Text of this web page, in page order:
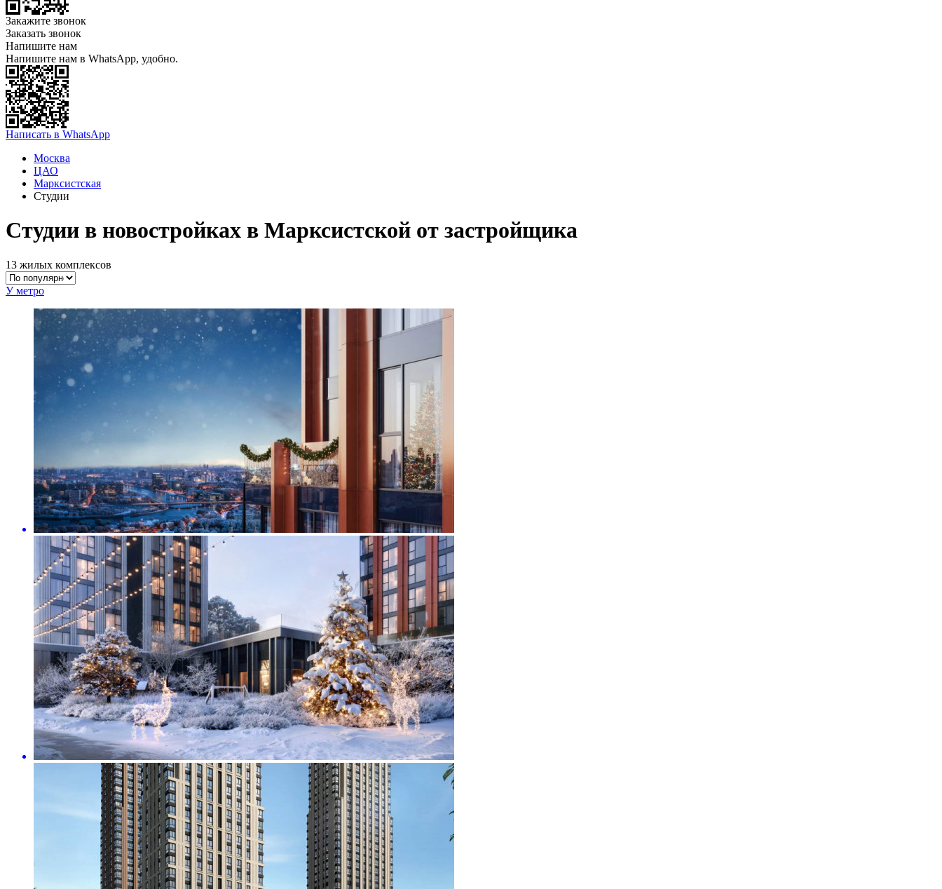
Закажите звонок
Заказать звонок
Напишите нам
Напишите нам в WhatsApp, удобно.
Написать в WhatsApp
Москва
ЦАО
Марксистская
Студии
Студии в новостройках в Марксистской от застройщика
13 жилых комплексов
У метро